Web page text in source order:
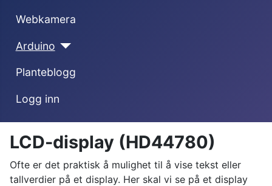
Webkamera
Arduino
Planteblogg
Logg inn
LCD-display (HD44780)
Ofte er det praktisk å mulighet til å vise tekst eller
tallverdier på et display. Her skal vi se på et display